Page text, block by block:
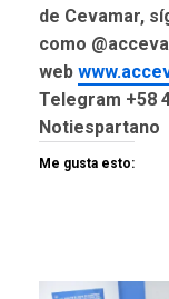
de Cevamar,
como
web
Telegram +58
Notiespartano
Me gusta esto: